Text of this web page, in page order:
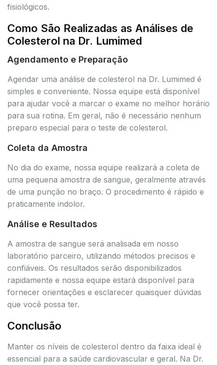
fisiológicos.
Como São Realizadas as Análises de
Colesterol na Dr. Lumimed
Agendamento e Preparação
Agendar uma análise de colesterol na Dr. Lumimed é
simples e conveniente. Nossa equipe está disponível
para ajudar você a marcar o exame no melhor horário
para sua rotina. Em geral, não é necessário nenhum
preparo especial para o teste de colesterol.
Coleta da Amostra
No dia do exame, nossa equipe realizará a coleta de
uma pequena amostra de sangue, geralmente através
de uma punção no braço. O procedimento é rápido e
praticamente indolor.
Análise e Resultados
A amostra de sangue será analisada em nosso
laboratório parceiro, utilizando métodos precisos e
confiáveis. Os resultados serão disponibilizados
rapidamente e nossa equipe estará disponível para
fornecer orientações e esclarecer quaisquer dúvidas
que você possa ter.
Conclusão
Manter os níveis de colesterol dentro da faixa ideal é
essencial para a saúde cardiovascular e geral. Na Dr.